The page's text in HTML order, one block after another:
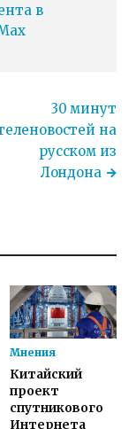
в
30 минут
на
русском из
Лондона
Мнения
Китайский
проект
спутникового
Интернета